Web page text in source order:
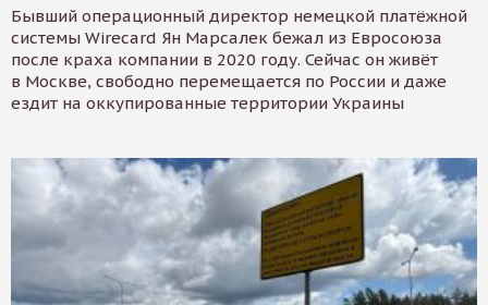
Бывший операционный директор немецкой платёжной
системы Wirecard Ян Марсалек бежал из Евросоюза
после краха компании в 2020 году. Сейчас он живёт
в Москве, свободно перемещается по России и даже
ездит на оккупированные территории Украины